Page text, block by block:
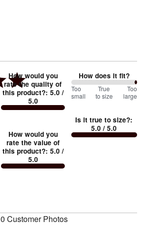
How would you
rate the quality of
this product?: 5.0 /
5.0
How would you
rate the value of
this product?: 5.0 /
5.0
How does it fit?
200
between
small
and
Too
small
True
to size
Too
large
Is it true to size?:
5.0 / 5.0
0 Customer Photos